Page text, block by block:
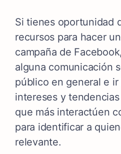
Si tienes oportunidad
recursos para hacer
campaña de
alguna comunicación
público en general e
intereses y
que más interactúen
para identificar a
relevante.